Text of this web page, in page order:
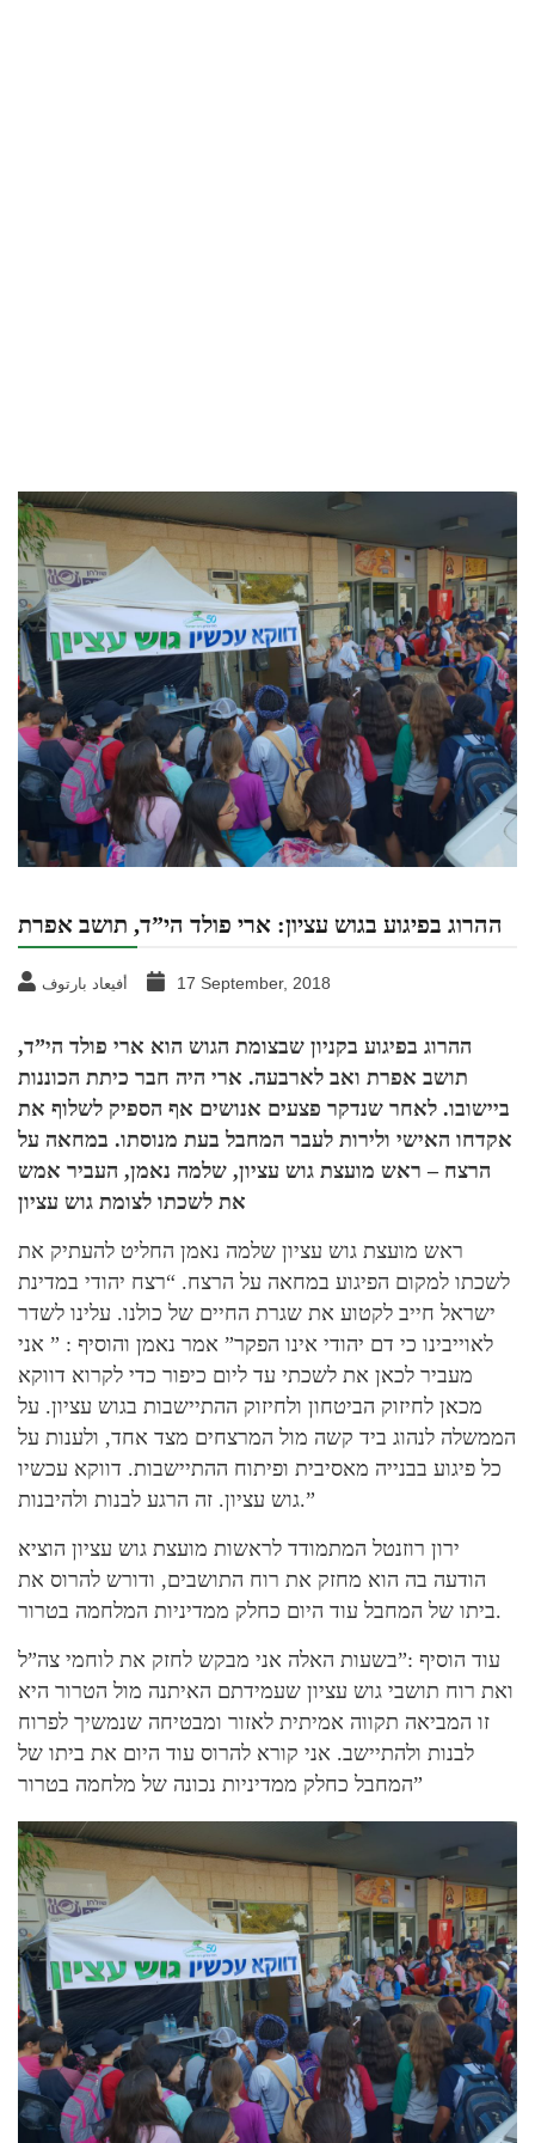
ההרוג בפיגוע בגוש עציון: ארי פולד הי”ד, תושב אפרת
أفيعاد بارتوف 17 September, 2018
ההרוג בפיגוע בקניון שבצומת הגוש הוא ארי פולד הי”ד,
תושב אפרת ואב לארבעה. ארי היה חבר כיתת הכוננות
ביישובו. לאחר שנדקר פצעים אנושים אף הספיק לשלוף את
אקדחו האישי ולירות לעבר המחבל בעת מנוסתו. במחאה על
הרצח – ראש מועצת גוש עציון, שלמה נאמן, העביר אמש
את לשכתו לצומת גוש עציון
ראש מועצת גוש עציון שלמה נאמן החליט להעתיק את
לשכתו למקום הפיגוע במחאה על הרצח. “רצח יהודי במדינת
ישראל חייב לקטוע את שגרת החיים של כולנו. עלינו לשדר
לאוייבינו כי דם יהודי אינו הפקר” אמר נאמן והוסיף : ” אני
מעביר לכאן את לשכתי עד ליום כיפור כדי לקרוא דווקא
מכאן לחיזוק הביטחון ולחיזוק ההתיישבות בגוש עציון. על
הממשלה לנהוג ביד קשה מול המרצחים מצד אחד, ולענות על
כל פיגוע בבנייה מאסיבית ופיתוח ההתיישבות. דווקא עכשיו
גוש עציון. זה הרגע לבנות ולהיבנות.”
ירון רוזנטל המתמודד לראשות מועצת גוש עציון הוציא
הודעה בה הוא מחזק את רוח התושבים, ודורש להרוס את
ביתו של המחבל עוד היום כחלק ממדיניות המלחמה בטרור.
עוד הוסיף :”בשעות האלה אני מבקש לחזק את לוחמי צה”ל
ואת רוח תושבי גוש עציון שעמידתם האיתנה מול הטרור היא
זו המביאה תקווה אמיתית לאזור ומבטיחה שנמשיך לפרוח
לבנות ולהתיישב. אני קורא להרוס עוד היום את ביתו של
המחבל כחלק ממדיניות נכונה של מלחמה בטרור”